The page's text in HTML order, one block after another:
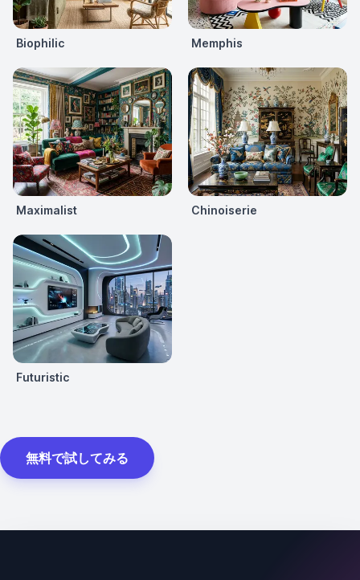
Biophilic Memphis
Maximalist Chinoiserie
Futuristic
無料で試してみる